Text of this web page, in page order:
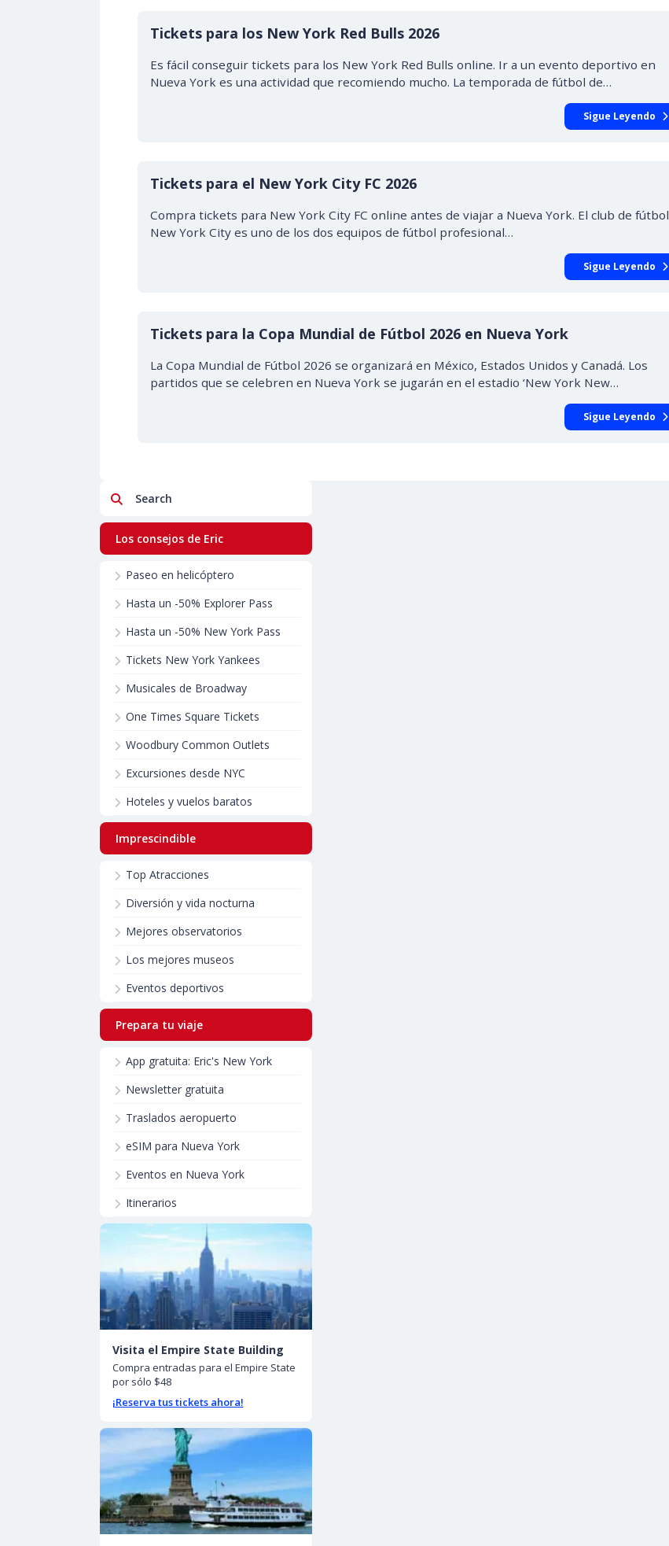
DESDE $23.00
Tickets para los New York Red Bulls 2026
Es fácil conseguir tickets para los New York Red Bulls online. Ir a un evento deportivo en
Nueva York es una actividad que recomiendo mucho. La temporada de fútbol de…
Sigue Leyendo
DESDE $15.00
Tickets para el New York City FC 2026
Compra tickets para New York City FC online antes de viajar a Nueva York. El club de fútbol
New York City es uno de los dos equipos de fútbol profesional…
Sigue Leyendo
Tickets para la Copa Mundial de Fútbol 2026 en Nueva York
La Copa Mundial de Fútbol 2026 se organizará en México, Estados Unidos y Canadá. Los
partidos que se celebren en Nueva York se jugarán en el estadio ‘New York New…
Sigue Leyendo
Search
Los consejos de Eric
Paseo en helicóptero
Hasta un -50% Explorer Pass
Hasta un -50% New York Pass
Tickets New York Yankees
Musicales de Broadway
One Times Square Tickets
Woodbury Common Outlets
Excursiones desde NYC
Hoteles y vuelos baratos
Imprescindible
Top Atracciones
Diversión y vida nocturna
Mejores observatorios
Los mejores museos
Eventos deportivos
Prepara tu viaje
App gratuita: Eric's New York
Newsletter gratuita
Traslados aeropuerto
eSIM para Nueva York
Eventos en Nueva York
Itinerarios
Visita el Empire State Building
Compra entradas para el Empire State
por sólo $48
¡Reserva tus tickets ahora!